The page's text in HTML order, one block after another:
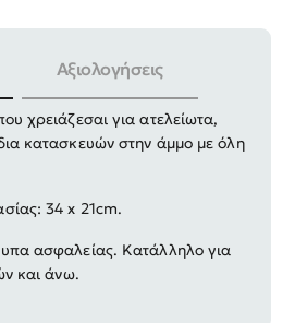
Αξιολογήσεις
παραλίας, με όλα τα
χρειάζεσαι για ατελείωτα,
κατασκευών στην άμμο με όλη
34 x 21cm.
ασφαλείας. Κατάλληλο για
και άνω.